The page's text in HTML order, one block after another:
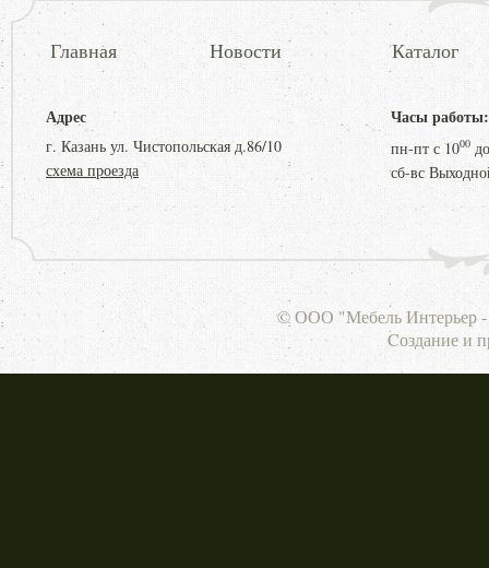
Главная Новости Каталог
Адрес
г. Казань ул. Чистопольская д.86/10
схема проезда
Часы работы:
пн-пт с 1000
сб-вс
© ООО "Мебель Интерьер -
Cоздание и